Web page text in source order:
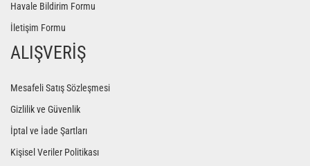
Havale Bildirim Formu
İletişim Formu
ALIŞVERİŞ
Mesafeli Satış Sözleşmesi
Gizlilik ve Güvenlik
İptal ve İade Şartları
Kişisel Veriler Politikası